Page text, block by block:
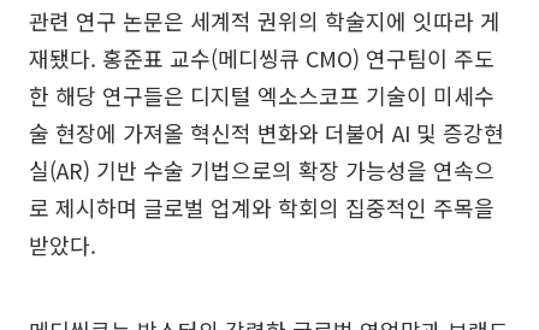
관련 연구 논문은 세계적 권위의 학술지에 잇따라 게
재됐다. 홍준표 교수(메디씽큐 CMO) 연구팀이 주도
한 해당 연구들은 디지털 엑소스코프 기술이 미세수
술 현장에 가져올 혁신적 변화와 더불어 AI 및 증강현
실(AR) 기반 수술 기법으로의 확장 가능성을 연속으
로 제시하며 글로벌 업계와 학회의 집중적인 주목을
받았다.